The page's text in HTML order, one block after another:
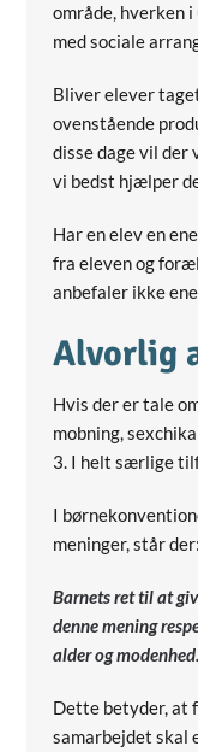
område, hverken
med sociale
Bliver elever
ovenstående
disse dage vil der
vi bedst hjælper
Har en elev en
fra eleven og
anbefaler ikke
Alvorlig
Hvis der er tale
mobning,
3. I helt særlige
I
meninger, står der:
Barnets ret til at
denne mening
alder og modenhed.
Dette betyder, at
samarbejdet skal